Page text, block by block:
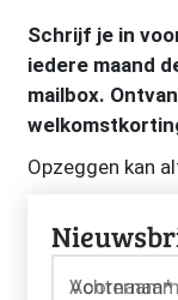
Schrijf je in
iedere maand
mailbox.
Opzeggen kan
Voornaam*